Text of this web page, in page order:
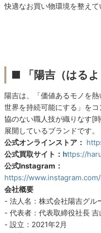
快適なお買い物環境を整えて
■ 「陽吉（はる
陽吉は、「価値あるモノを
世界を持続可能にする」を
協のない職人技が織りなす[
展開しているブランドです。
公式オンラインストア：
公式買取サイト： https://
公式Instagram：
https://
会社概要
- 法人名：株式会社陽吉グル
- 代表者：代表取締役社長 吉
- 設立：2021年2月